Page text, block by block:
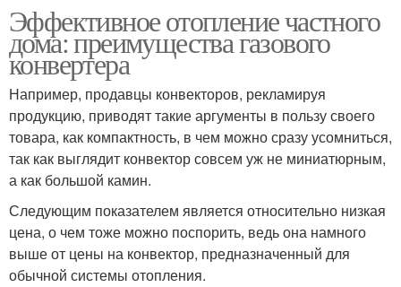
Эффективное отопление частного
дома: преимущества газового
конвертера
Например, продавцы конвекторов, рекламируя
продукцию, приводят такие аргументы в пользу своего
товара, как компактность, в чем можно сразу усомниться,
так как выглядит конвектор совсем уж не миниатюрным,
а как большой камин.
Следующим показателем является относительно низкая
цена, о чем тоже можно поспорить, ведь она намного
выше от цены на конвектор, предназначенный для
обычной системы отопления.